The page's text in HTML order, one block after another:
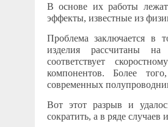
В основе их работы лежат
эффекты, известные из
Проблема заключается в
изделия рассчитаны
соответствует
компонентов. Более
современных
Вот этот разрыв и
сократить, а в ряде случаев